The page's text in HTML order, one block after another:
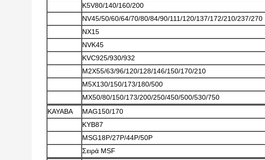
K5V80/140/160/200
NV45/50/60/64/70/80/84/90/111/120/137/172/210/237/270
NX15
NVK45
KVC925/930/932
M2X55/63/96/120/128/146/150/170/210
M5X130/150/173/180/500
MX50/80/150/173/200/250/450/500/530/750
KAYABA
MAG150/170
KYB87
MSG18P/27P/44P/50P
Σειρά MSF